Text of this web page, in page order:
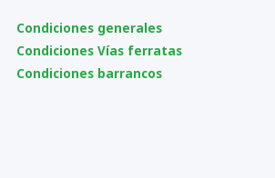
Condiciones generales
Condiciones Vías ferratas
Condiciones barrancos